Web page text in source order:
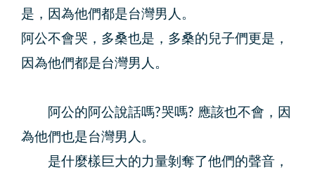
是，因為他們都是台灣男人。
阿公不會哭，多桑也是，多桑的兒子們更是，
因為他們都是台灣男人。
阿公的阿公說話嗎?哭嗎? 應該也不會，因
為他們也是台灣男人。
是什麼樣巨大的力量剝奪了他們的聲音，